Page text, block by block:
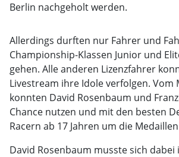
Berlin nachgeholt werden.
Allerdings durften nur Fahrer und
Championship-Klassen Junior und
gehen. Alle anderen Lizenzfahrer
Livestream ihre Idole verfolgen. Vom
konnten David Rosenbaum und
Chance nutzen und mit den besten
Racern ab 17 Jahren um die
David Rosenbaum musste sich dabei